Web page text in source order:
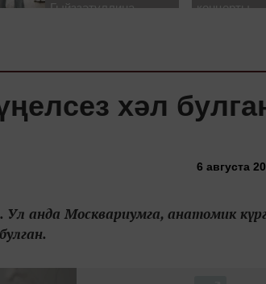
Гыйззәтуллина-
концерты
хәл
6 августа
анда Москвариумга, анатомик